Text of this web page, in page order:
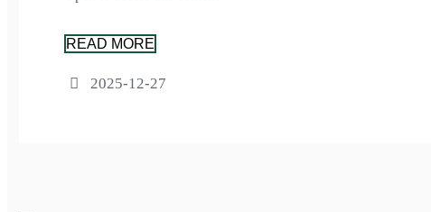
READ MORE
2025-12-27